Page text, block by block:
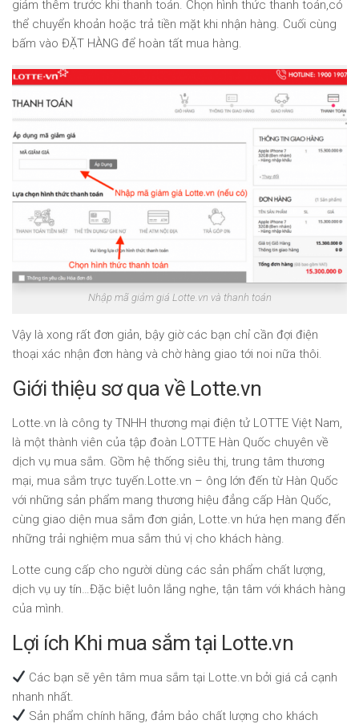
giảm thêm trước khi thanh toán. Chọn hình thức thanh toán,có
thể chuyển khoản hoặc trả tiền mặt khi nhận hàng. Cuối cùng
bấm vào ĐẶT HÀNG để hoàn tất mua hàng.
Nhập mã giảm giá Lotte.vn và thanh toán
Vậy là xong rất đơn giản, bậy giờ các bạn chỉ cần đợi điện
thoại xác nhận đơn hàng và chờ hàng giao tới noi nữa thôi.
Giới thiệu sơ qua về Lotte.vn
Lotte.vn là công ty TNHH thương mại điện tử LOTTE Việt Nam,
là một thành viên của tập đoàn LOTTE Hàn Quốc chuyên về
dịch vụ mua sắm. Gồm hệ thống siêu thị, trung tâm thương
mại, mua sắm trực tuyến.Lotte.vn – ông lớn đến từ Hàn Quốc
với những sản phẩm mang thương hiệu đẳng cấp Hàn Quốc,
cùng giao diện mua sắm đơn giản, Lotte.vn hứa hẹn mang đến
những trải nghiệm mua sắm thú vị cho khách hàng.
Lotte cung cấp cho người dùng các sản phẩm chất lượng,
dịch vụ uy tín…Đặc biệt luôn lắng nghe, tận tâm với khách hàng
của mình.
Lợi ích Khi mua sắm tại Lotte.vn
Các bạn sẽ yên tâm mua sắm tại Lotte.vn bởi giá cả cạnh
nhanh nhất.
Sản phẩm chính hãng, đảm bảo chất lượng cho khách